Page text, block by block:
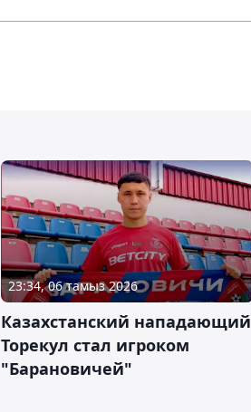
23:34, 06 тамыз 2026
Казахстанский нападающий
Торекул стал игроком
"Барановичей"